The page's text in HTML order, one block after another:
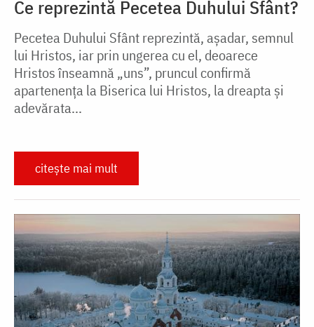
Ce reprezintă Pecetea Duhului Sfânt?
Pecetea Duhului Sfânt reprezintă, aşadar, semnul
lui Hristos, iar prin ungerea cu el, deoarece
Hristos înseamnă „uns”, pruncul confirmă
apartenenţa la Biserica lui Hristos, la dreapta şi
adevărata...
citește mai mult